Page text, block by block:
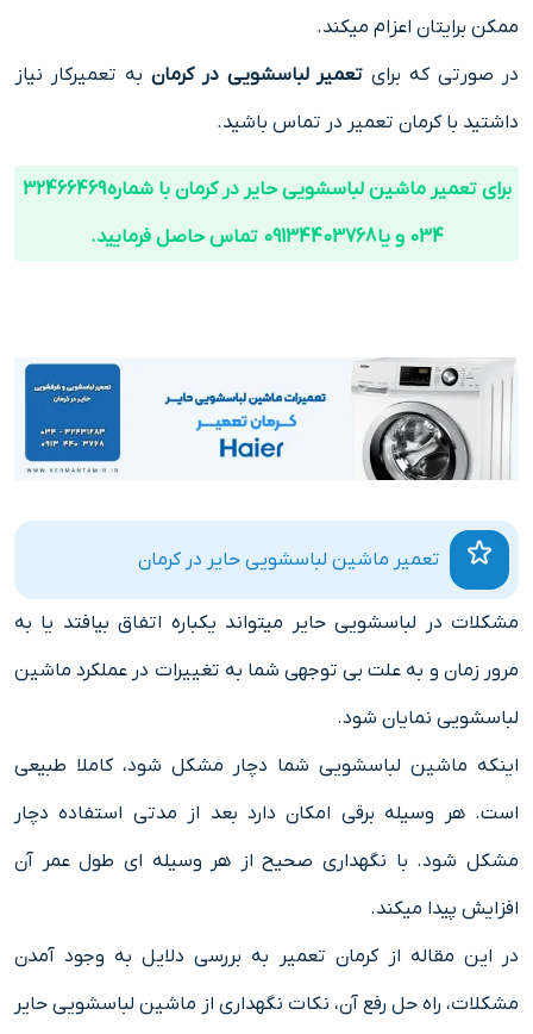
ممکن برایتان اعزام میکند.
در صورتی که برای تعمیر لباسشویی در کرمان به تعمیرکار نیاز
داشتید با کرمان تعمیر در تماس باشید.
برای تعمیر ماشین لباسشویی حایر در کرمان با شماره 32466469
034 و یا 09134403768 تماس حاصل فرمایید.
تعمیر ماشین لباسشویی حایر در کرمان
مشکلات در لباسشویی حایر میتواند یکباره اتفاق بیافتد یا به
مرور زمان و به علت بی توجهی شما به تغییرات در عملکرد ماشین
لباسشویی نمایان شود.
اینکه ماشین لباسشویی شما دچار مشکل شود، کاملا طبیعی
است. هر وسیله برقی امکان دارد بعد از مدتی استفاده دچار
مشکل شود. با نگهداری صحیح از هر وسیله ای طول عمر آن
افزایش پیدا میکند.
در این مقاله از کرمان تعمیر به بررسی دلایل به وجود آمدن
مشکلات، راه حل رفع آن، نکات نگهداری از ماشین لباسشویی حایر